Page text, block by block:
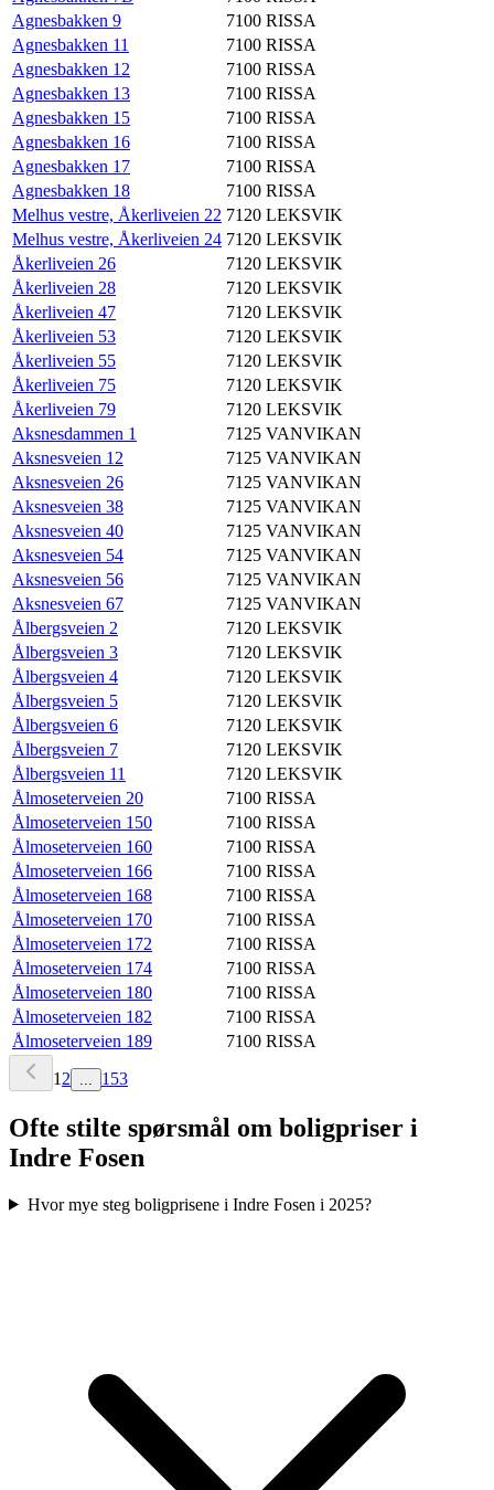
Agnesbakken 9
7100 RISSA
Agnesbakken 11
7100 RISSA
Agnesbakken 12
7100 RISSA
Agnesbakken 13
7100 RISSA
Agnesbakken 15
7100 RISSA
Agnesbakken 16
7100 RISSA
Agnesbakken 17
7100 RISSA
Agnesbakken 18
7100 RISSA
Melhus vestre, Åkerliveien 22 7120 LEKSVIK
Melhus vestre, Åkerliveien 24 7120 LEKSVIK
Åkerliveien 26
7120 LEKSVIK
Åkerliveien 28
7120 LEKSVIK
Åkerliveien 47
7120 LEKSVIK
Åkerliveien 53
7120 LEKSVIK
Åkerliveien 55
7120 LEKSVIK
Åkerliveien 75
7120 LEKSVIK
Åkerliveien 79
7120 LEKSVIK
Aksnesdammen 1
7125 VANVIKAN
Aksnesveien 12
7125 VANVIKAN
Aksnesveien 26
7125 VANVIKAN
Aksnesveien 38
7125 VANVIKAN
Aksnesveien 40
7125 VANVIKAN
Aksnesveien 54
7125 VANVIKAN
Aksnesveien 56
7125 VANVIKAN
Aksnesveien 67
7125 VANVIKAN
Ålbergsveien 2
7120 LEKSVIK
Ålbergsveien 3
7120 LEKSVIK
Ålbergsveien 4
7120 LEKSVIK
Ålbergsveien 5
7120 LEKSVIK
Ålbergsveien 6
7120 LEKSVIK
Ålbergsveien 7
7120 LEKSVIK
Ålbergsveien 11
7120 LEKSVIK
Ålmoseterveien 20
7100 RISSA
Ålmoseterveien 150
7100 RISSA
Ålmoseterveien 160
7100 RISSA
Ålmoseterveien 166
7100 RISSA
Ålmoseterveien 168
7100 RISSA
Ålmoseterveien 170
7100 RISSA
Ålmoseterveien 172
7100 RISSA
Ålmoseterveien 174
7100 RISSA
Ålmoseterveien 180
7100 RISSA
Ålmoseterveien 182
7100 RISSA
Ålmoseterveien 189
7100 RISSA
1 2 153
Ofte stilte spørsmål om boligpriser i
Indre Fosen
Hvor mye steg boligprisene i Indre Fosen i 2025?